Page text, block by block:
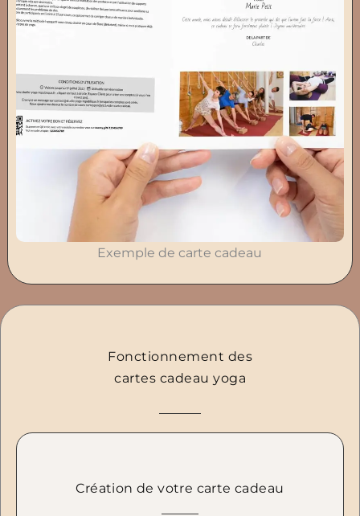
Exemple de carte cadeau
Fonctionnement des
cartes cadeau yoga
Création de votre carte cadeau